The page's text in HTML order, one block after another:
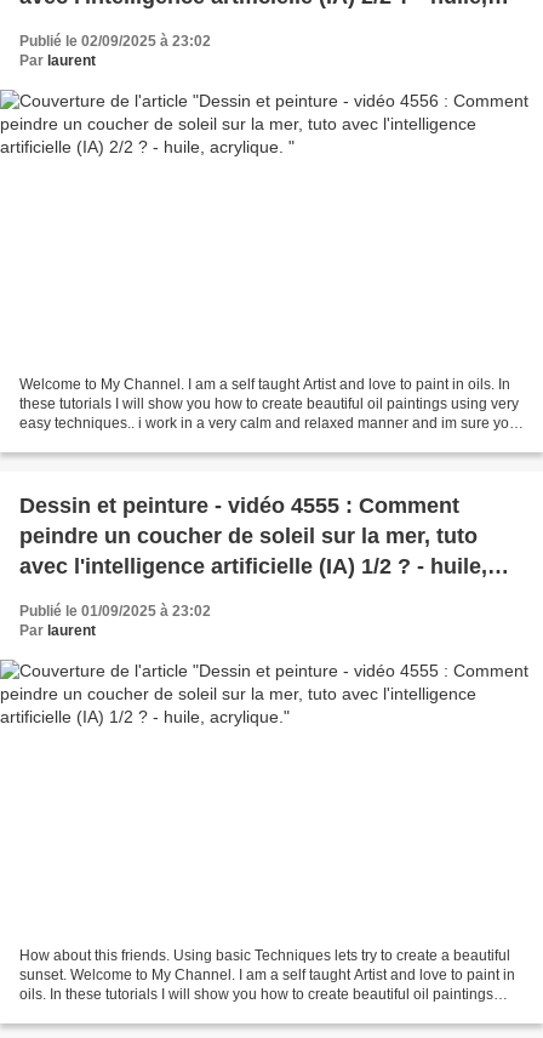
Publié le 02/09/2025 à 23:02
Par laurent
Welcome to My Channel. I am a self taught Artist and love to paint in oils. In
these tutorials I will show you how to create beautiful oil paintings using very
easy techniques.. i work in a very calm and relaxed manner and im sure you
Dessin et peinture - vidéo 4555 : Comment
peindre un coucher de soleil sur la mer, tuto
avec l'intelligence artificielle (IA) 1/2 ? - huile,
acrylique.
Publié le 01/09/2025 à 23:02
Par laurent
How about this friends. Using basic Techniques lets try to create a beautiful
sunset. Welcome to My Channel. I am a self taught Artist and love to paint in
oils. In these tutorials I will show you how to create beautiful oil paintings